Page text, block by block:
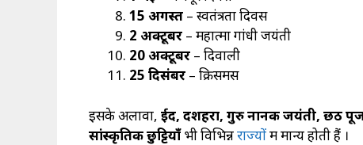
15 अगस्त – स्वतंत्रता दिवस
2 अक्टूबर – महात्मा गांधी जयंती
20अक्टूबर – दिवाली
25 दिसंबर – क्रिसमस
इसके अलावा, ईद, दशहरा, गुरु नानक जयंती, छठ
सांस्कृतिक छुट्टियाँभी विभिन्नराज्योंमें मान्य होती हैं ।